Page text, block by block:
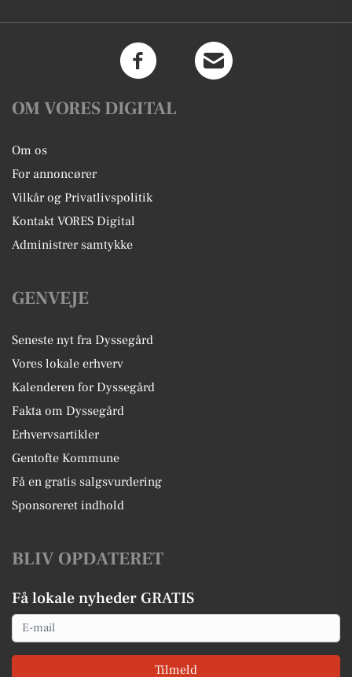
OM VORES DIGITAL
Om os
For annoncører
Vilkår og Privatlivspolitik
Kontakt VORES Digital
Administrer samtykke
GENVEJE
Seneste nyt fra Dyssegård
Vores lokale erhverv
Kalenderen for Dyssegård
Fakta om Dyssegård
Erhvervsartikler
Gentofte Kommune
Få en gratis salgsvurdering
Sponsoreret indhold
BLIV OPDATERET
Få lokale nyheder GRATIS
Email
Tilmeld